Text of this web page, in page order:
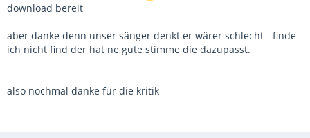
download bereit
aber danke denn unser sänger denkt er wärer schlecht - finde
ich nicht find der hat ne gute stimme die dazupasst.
also nochmal danke für die kritik